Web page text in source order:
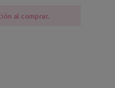
al comprar.